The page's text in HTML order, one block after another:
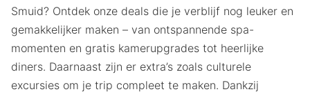
Smuid? Ontdek onze deals die je verblijf nog leuker en
gemakkelijker maken – van ontspannende spa-
momenten en gratis kamerupgrades tot heerlijke
diners. Daarnaast zijn er extra’s zoals culturele
excursies om je trip compleet te maken. Dankzij